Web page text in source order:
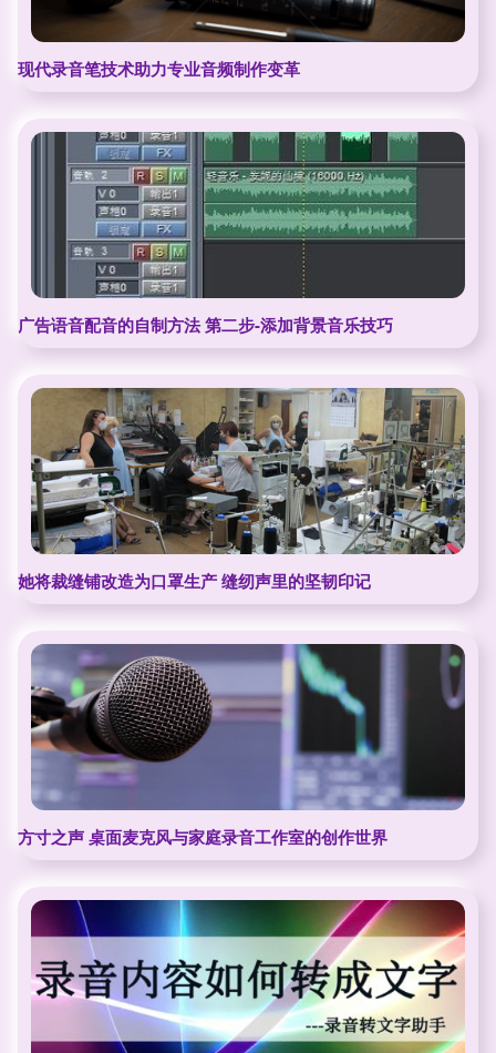
现代录音笔技术助力专业音频制作变革
广告语音配音的自制方法 第二步-添加背景音乐技巧
她将裁缝铺改造为口罩生产 缝纫声里的坚韧印记
方寸之声 桌面麦克风与家庭录音工作室的创作世界